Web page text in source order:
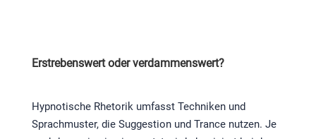
Erstrebenswert oder verdammenswert?
Hypnotische Rhetorik umfasst Techniken und
Sprachmuster, die Suggestion und Trance nutzen. Je